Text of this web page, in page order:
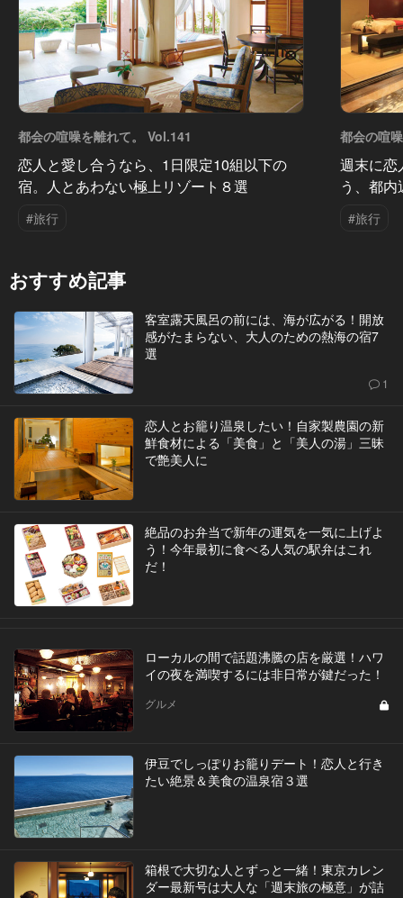
都会の喧噪を離れて。 Vol.141
恋人と愛し合うなら、1日限定10組以下の
宿。人とあわない極上リゾート８選
#旅行
都会の喧
週末に恋
う、都
#旅行
おすすめ記事
客室露天風呂の前には、海が広がる！開放
感がたまらない、大人のための熱海の宿7
選
1
恋人とお籠り温泉したい！自家製農園の新
鮮食材による「美食」と「美人の湯」三昧
で艶美人に
絶品のお弁当で新年の運気を一気に上げよ
う！今年最初に食べる人気の駅弁はこれ
だ！
ローカルの間で話題沸騰の店を厳選！ハワ
イの夜を満喫するには非日常が鍵だった！
グルメ
伊豆でしっぽりお籠りデート！恋人と行き
たい絶景＆美食の温泉宿３選
箱根で大切な人とずっと一緒！東京カレン
ダー最新号は大人な「週末旅の極意」が詰